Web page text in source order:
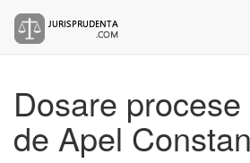
Dosare
de Apel